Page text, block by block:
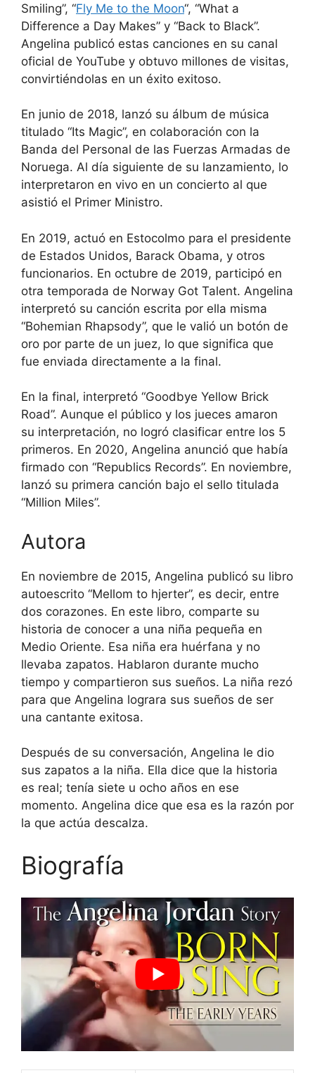
Smiling”, “Fly Me to the Moon“, “What a
Difference a Day Makes” y “Back to Black”.
Angelina publicó estas canciones en su canal
oficial de YouTube y obtuvo millones de visitas,
convirtiéndolas en un éxito exitoso.
En junio de 2018, lanzó su álbum de música
titulado “Its Magic”, en colaboración con la
Banda del Personal de las Fuerzas Armadas de
Noruega. Al día siguiente de su lanzamiento, lo
interpretaron en vivo en un concierto al que
asistió el Primer Ministro.
En 2019, actuó en Estocolmo para el presidente
de Estados Unidos, Barack Obama, y otros
funcionarios. En octubre de 2019, participó en
otra temporada de Norway Got Talent. Angelina
interpretó su canción escrita por ella misma
“Bohemian Rhapsody”, que le valió un botón de
oro por parte de un juez, lo que significa que
fue enviada directamente a la final.
En la final, interpretó “Goodbye Yellow Brick
Road”. Aunque el público y los jueces amaron
su interpretación, no logró clasificar entre los 5
primeros. En 2020, Angelina anunció que había
firmado con “Republics Records”. En noviembre,
lanzó su primera canción bajo el sello titulada
“Million Miles”.
Autora
En noviembre de 2015, Angelina publicó su libro
autoescrito “Mellom to hjerter”, es decir, entre
dos corazones. En este libro, comparte su
historia de conocer a una niña pequeña en
Medio Oriente. Esa niña era huérfana y no
llevaba zapatos. Hablaron durante mucho
tiempo y compartieron sus sueños. La niña rezó
para que Angelina lograra sus sueños de ser
una cantante exitosa.
Después de su conversación, Angelina le dio
sus zapatos a la niña. Ella dice que la historia
es real; tenía siete u ocho años en ese
momento. Angelina dice que esa es la razón por
la que actúa descalza.
Biografía